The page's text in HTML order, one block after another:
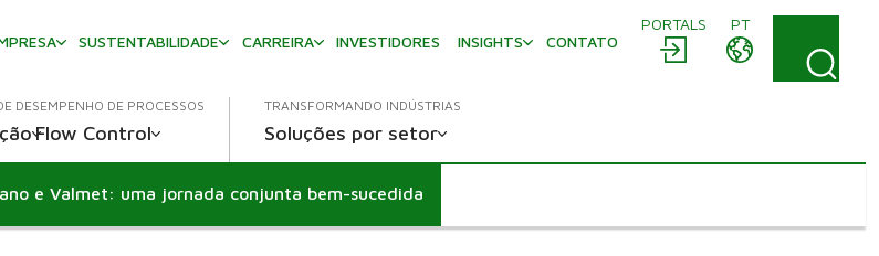
PORTALS
PT
SUSTENTABILIDADE CARREIRA INVESTIDORES INSIGHTS CONTATO
DESEMPENHO DE PROCESSOS
Flow Control
TRANSFORMANDO INDÚSTRIAS
Soluções por setor
e Valmet: uma jornada conjunta bem-sucedida